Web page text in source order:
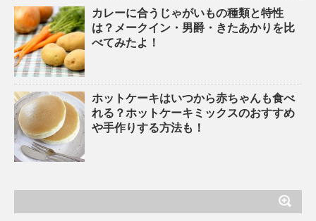
カレーに合うじゃがいもの種類と特性
は？メークイン・男爵・きたあかりを比
べてみたよ！
ホットケーキはいつから赤ちゃんも食べ
れる？ホットケーキミックスのおすすめ
や手作りする方法も！